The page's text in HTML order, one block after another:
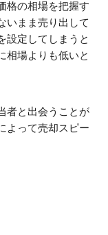
格の相場を把握す
いまま売り出して
設定してしまうと
相場よりも低いと
者と出会うことが
よって売却スピー